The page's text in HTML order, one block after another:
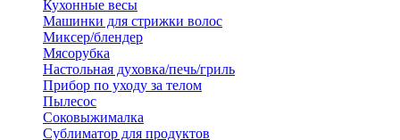
Кухонные весы
Машинки для стрижки волос
Миксер/блендер
Мясорубка
Настольная духовка/печь/гриль
Прибор по уходу за телом
Пылесос
Соковыжималка
Сублиматор для продуктов